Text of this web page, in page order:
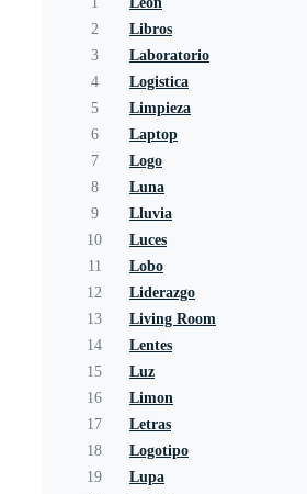
2
Libros
3
Laboratorio
4
Logistica
5
Limpieza
6
Laptop
7
Logo
8
Luna
9
Lluvia
10
Luces
11
Lobo
12
Liderazgo
13
Living Room
14
Lentes
15
Luz
16
Limon
17
Letras
18
Logotipo
19
Lupa